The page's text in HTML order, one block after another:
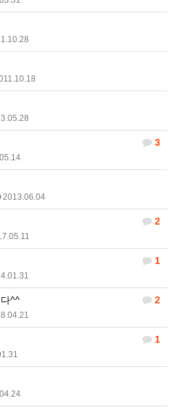
3
2013.06.04
2
1
2
^^
1